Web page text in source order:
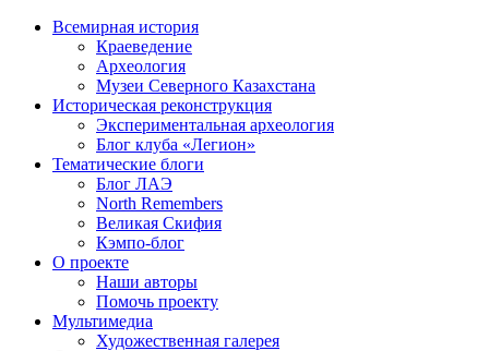
Всемирная история
Краеведение
Археология
Музеи Северного Казахстана
Историческая реконструкция
Экспериментальная археология
Блог клуба «Легион»
Тематические блоги
Блог ЛАЭ
North Remembers
Великая Скифия
Кэмпо-блог
О проекте
Наши авторы
Помочь проекту
Мультимедиа
Художественная галерея